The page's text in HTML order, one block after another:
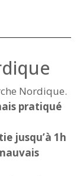
Nordique.
pratiqué
jusqu’à 1h